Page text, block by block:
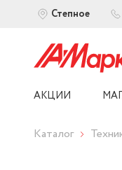
Степное
АКЦИИ
Каталог